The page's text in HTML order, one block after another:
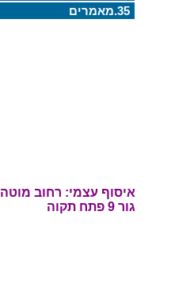
35.מאמרים
איסוף עצמי: רחוב מוטה
גור 9 פתח תקוה